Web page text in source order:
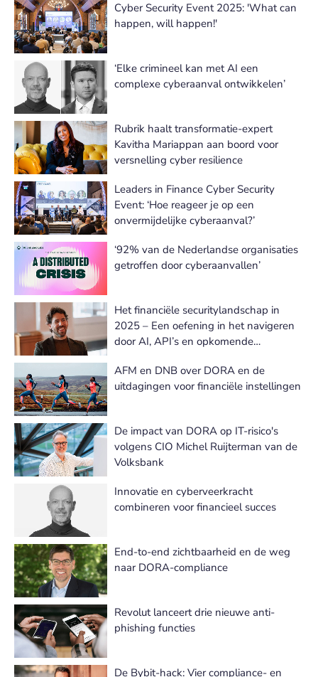
Cyber Security Event 2025: 'What can
happen, will happen!'
‘Elke crimineel kan met AI een
complexe cyberaanval ontwikkelen’
Rubrik haalt transformatie-expert
Kavitha Mariappan aan boord voor
versnelling cyber resilience
Leaders in Finance Cyber Security
Event: ‘Hoe reageer je op een
onvermijdelijke cyberaanval?’
‘92% van de Nederlandse organisaties
getroffen door cyberaanvallen’
Het financiële securitylandschap in
2025 – Een oefening in het navigeren
door AI, API’s en opkomende
AFM en DNB over DORA en de
uitdagingen voor financiële instellingen
De impact van DORA op IT-risico's
volgens CIO Michel Ruijterman van de
Volksbank
Innovatie en cyberveerkracht
combineren voor financieel succes
End-to-end zichtbaarheid en de weg
naar DORA-compliance
Revolut lanceert drie nieuwe anti-
phishing functies
De Bybit-hack: Vier compliance- en